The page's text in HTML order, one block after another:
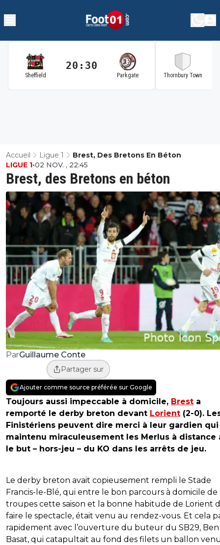
Sheffield
20:30
Parkgate Thornbury Town
Accueil Ligue 1 Brest, Des Bretons En Béton
Brest, des Bretons en béton
LIGUE 1•02 NOV. , 22:45
ParGuillaume Conte
Partager sur
Ajouter comme source préférée sur Google
Toujours aussi impeccable à domicile, Brest a
remporté le derby breton devant Lorient (2-0).
Finistériens peuvent dire merci à leur gardien qui
maintenu miraculeusement les Merlus à distance
le but – hors-jeu – du KO dans les arrêts de jeu.
Le derby breton avait copieusement rempli le Stade
Francis-le-Blé, qui entre le bon parcours à domicile de
troupes cette saison et la bonne habitude de Lorient
faire le spectacle, était venu au rendez-vous. Et cela
rapidement avec l’ouverture du buteur du SB29, Ben
Basat, qui catapultait au fond des filets un ballon